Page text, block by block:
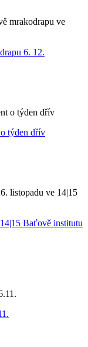
6. 12.
týden dřív
Baťově institutu